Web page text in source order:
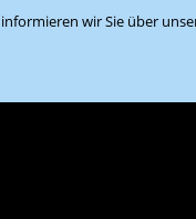
wir Sie über